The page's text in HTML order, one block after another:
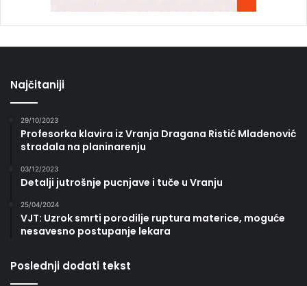
Najčitaniji
29/10/2023
Profesorka klavira iz Vranja Dragana Ristić Mladenović
stradala na planinarenju
03/12/2023
Detalji jutrošnje pucnjave i tuče u Vranju
25/04/2024
VJT: Uzrok smrti porodilje ruptura materice, moguće
nesavesno postupanje lekara
Poslednji dodati tekst